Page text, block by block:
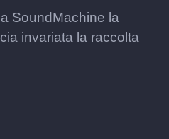
SoundMachine la
invariata la raccolta